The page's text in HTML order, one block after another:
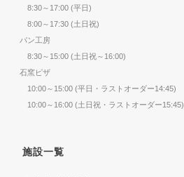
8:30～17:00 (平日)
8:00～17:30 (土日祝)
パン工房
8:30～15:00 (土日祝～16:00)
石窯ピザ
10:00～15:00 (平日・ラストオーダー14:45)
10:00～16:00 (土日祝・ラストオーダー15:45)
施設一覧